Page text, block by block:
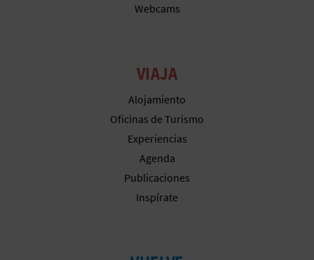
Webcams
VIAJA
Alojamiento
Oficinas de Turismo
Experiencias
Agenda
Publicaciones
Inspírate